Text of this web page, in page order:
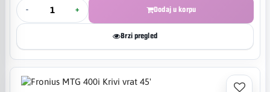
- + Dodaj u korpu
Brzi pregled